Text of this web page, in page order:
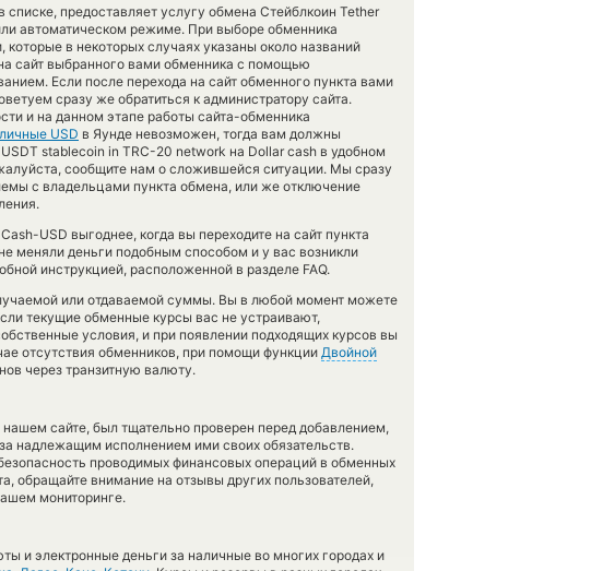
предоставляет услугу обмена Стейблкоин Tether
автоматическом режиме. При выборе обменника
в некоторых случаях указаны около названий
сайт выбранного вами обменника с помощью
Если после перехода на сайт обменного пункта вами
сразу же обратиться к администратору сайта.
и на данном этапе работы сайта-обменника
USD в Яунде невозможен, тогда вам должны
stablecoin in TRC-20 network на Dollar cash в удобном
сообщите нам о сложившейся ситуации. Мы сразу
с владельцами пункта обмена, или же отключение
Cash-USD выгоднее, когда вы переходите на сайт пункта
меняли деньги подобным способом и у вас возникли
инструкцией, расположенной в разделе FAQ.
или отдаваемой суммы. Вы в любой момент можете
текущие обменные курсы вас не устраивают,
условия, и при появлении подходящих курсов вы
отсутствия обменников, при помощи функции Двойной
через транзитную валюту.
сайте, был тщательно проверен перед добавлением,
надлежащим исполнением ими своих обязательств.
проводимых финансовых операций в обменных
обращайте внимание на отзывы других пользователей,
мониторинге.
и электронные деньги за наличные во многих городах и